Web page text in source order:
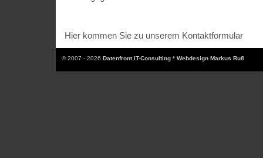
Hier kommen Sie zu unserem Kontaktformular
© 2007 - 2026 Datenfront IT-Consulting * Webdesign Markus Ruß